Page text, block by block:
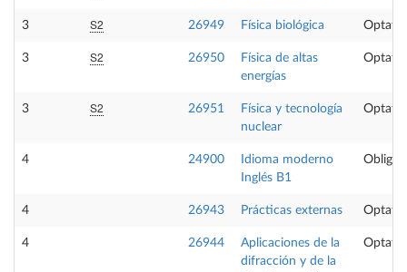
3 S2 26949 Física biológica
3 S2 26950
Física de altas
energías
3 S2 26951
Física y tecnología
nuclear
4 24900
Idioma moderno
Inglés B1
4 26943 Prácticas externas
4 26944
Aplicaciones de la
difracción y de la